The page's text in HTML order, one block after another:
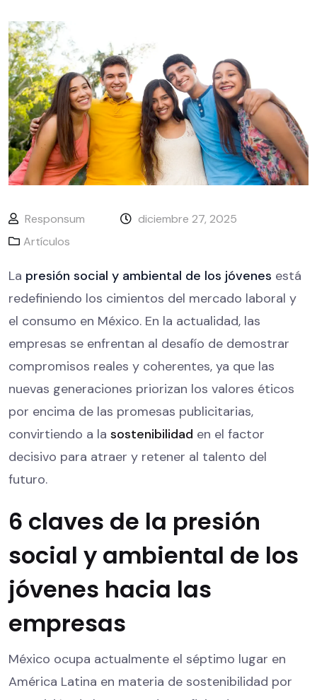
Responsum
diciembre 27, 2025
Artículos
La presión social y ambiental de los jóvenes está
redefiniendo los cimientos del mercado laboral y
el consumo en México. En la actualidad, las
empresas se enfrentan al desafío de demostrar
compromisos reales y coherentes, ya que las
nuevas generaciones priorizan los valores éticos
por encima de las promesas publicitarias,
convirtiendo a la sostenibilidad en el factor
decisivo para atraer y retener al talento del
futuro.
6 claves de la presión
social y ambiental de los
jóvenes hacia las
empresas
México ocupa actualmente el séptimo lugar en
América Latina en materia de sostenibilidad por